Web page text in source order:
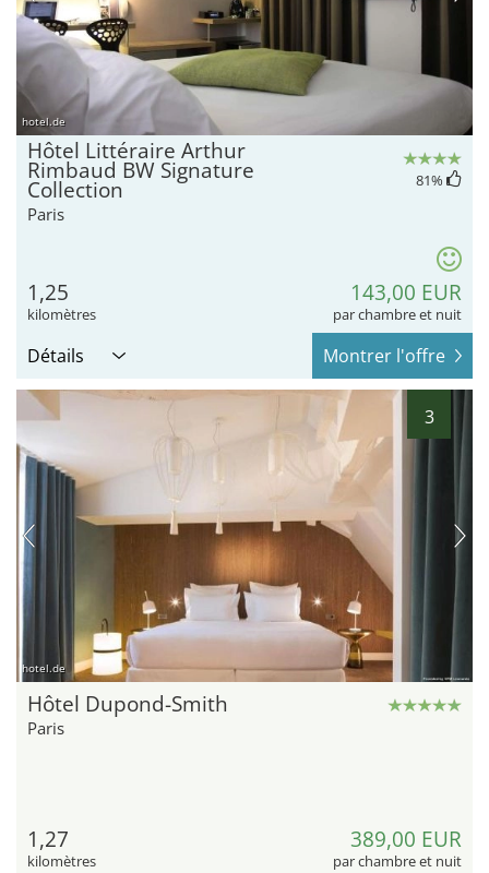
hotel.de
Hôtel Littéraire Arthur
Rimbaud BW Signature
Collection
Paris
81%
1,25
kilomètres
143,00 EUR
par chambre et nuit
Détails Montrer l'offre
3
hotel.de
Hôtel Dupond-Smith
Paris
1,27
kilomètres
389,00 EUR
par chambre et nuit